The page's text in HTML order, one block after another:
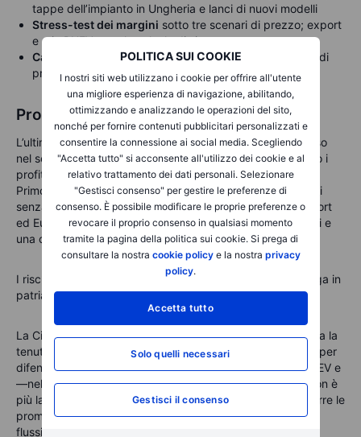
POLITICA SUI COOKIE
I nostri siti web utilizzano i cookie per offrire all'utente
una migliore esperienza di navigazione, abilitando,
ottimizzando e analizzando le operazioni del sito,
nonché per fornire contenuti pubblicitari personalizzati e
consentire la connessione ai social media. Scegliendo
"Accetta tutto" si acconsente all'utilizzo dei cookie e al
relativo trattamento dei dati personali. Selezionare
"Gestisci consenso" per gestire le preferenze di
consenso. È possibile modificare le proprie preferenze o
revocare il proprio consenso in qualsiasi momento
tramite la pagina della politica sui cookie. Si prega di
consultare la nostra cookie policye la nostra privacy
policy.
Accetta tutto
Solo quelli necessari
Gestisci il consenso
tappe dell’impianto in Ungheria e lanci di nuovi modelli
Stress-test dei margini sotto tre scenari di prezzo; export
e mix PHEV sono le valvole di sicurezza
Calibrare le posizioni in base alla volatilità
; le guerre di
prezzo sono turbolente e sensibili alla politica
Prospettive
L’ultima pubblicazione di BYD mette in luce il compromesso
nel settore EV: la scala porta i volumi, i prezzi determinano i
profitti. Due elementi saranno cruciali nel breve termine.
Primo: quanto rapidamente si raffreddano gli sconti interni
senza perdere quota. Secondo: quanto velocemente export
ed Europa riusciranno a migliorare il mix, nonostante i dazi e
una crescita produttiva graduale.
I rischi principali riguardano una guerra dei prezzi più lunga in
patria e un’esecuzione in Europa più lenta del previsto.
La Cina continua a premiare la velocità; l’Occidente premia la
tenuta. BYD si trova a metà strada, usando l’integrazione per
difendere la quota, mentre orienta il mix verso export, PHEV e
—nel tempo—produzione locale europea. La questione non è
più la capacità—ma il controllo. Il management saprà ridurre le
promozioni senza cedere terreno e trasformare la scala in
flussi di cassa duraturi? Se ci riesce, il dibattito sulla